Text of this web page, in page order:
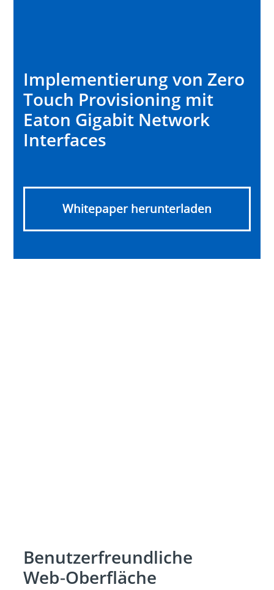
Implementierung von Zero
Touch Provisioning mit
Eaton Gigabit Network
Interfaces
Whitepaper herunterladen
Benutzerfreundliche
Web‑Oberfläche